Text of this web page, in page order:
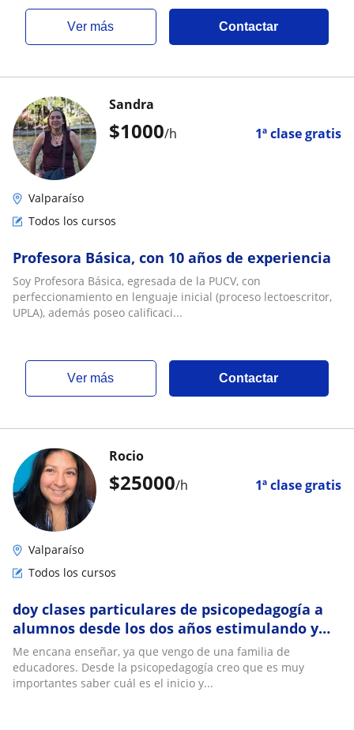
ver más Contactar
$1000/h 1ª clase gratis
Sandra
Valparaíso
Todos los cursos
Profesora Básica, con 10 años de experiencia
Soy Profesora Básica, egresada de la PUCV, con
perfeccionamiento en lenguaje inicial (proceso lectoescritor,
UPLA), además poseo calificaci...
ver más Contactar
$25000/h 1ª clase gratis
Rocio
Valparaíso
Todos los cursos
doy clases particulares de psicopedagogía a
alumnos desde los dos años estimulando y
potenciando en sus diferentes capacidades
Me encana enseñar, ya que vengo de una familia de
educadores. Desde la psicopedagogía creo que es muy
importantes saber cuál es el inicio y...